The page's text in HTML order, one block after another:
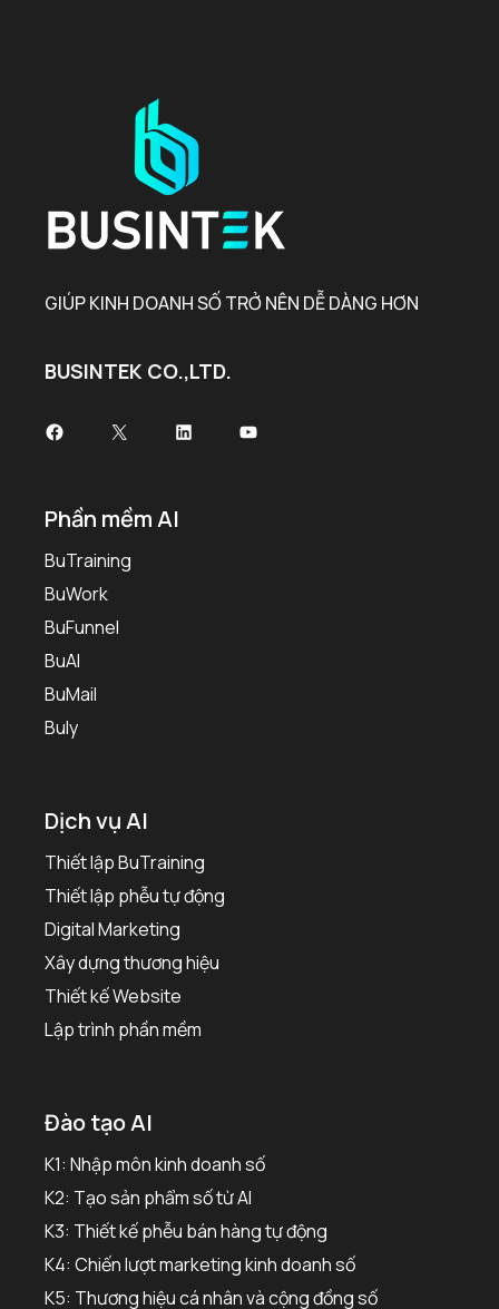
GIÚP KINH DOANH SỐ TRỞ NÊN DỄ DÀNG HƠN
BUSINTEK CO.,LTD.
Phần mềm AI
BuTraining
BuWork
BuFunnel
BuAI
BuMail
Buly
Dịch vụ AI
Thiết lập BuTraining
Thiết lập phễu tự động
Digital Marketing
Xây dựng thương hiệu
Thiết kế Website
Lập trình phần mềm
Đào tạo AI
K1: Nhập môn kinh doanh số
K2: Tạo sản phẩm số từ AI
K3: Thiết kế phễu bán hàng tự động
K4: Chiến lượt marketing kinh doanh số
K5: Thương hiệu cá nhân và cộng đồng số